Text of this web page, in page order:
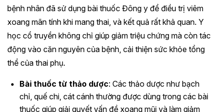
bệnh nhân đã sử dụng bài thuốc Đông y để điều trị viêm
xoang mãn tính khi mang thai, và kết quả rất khả quan. Y
học cổ truyền không chỉ giúp giảm triệu chứng mà còn tác
động vào căn nguyên của bệnh, cải thiện sức khỏe tổng
thể của thai phụ.
Bài thuốc từ thảo dược: Các thảo dược như bạch
chỉ, quế chi, cát cánh thường được dùng trong các bài
thuốc giúp giải quyết vấn đề xoang mũi và làm giảm